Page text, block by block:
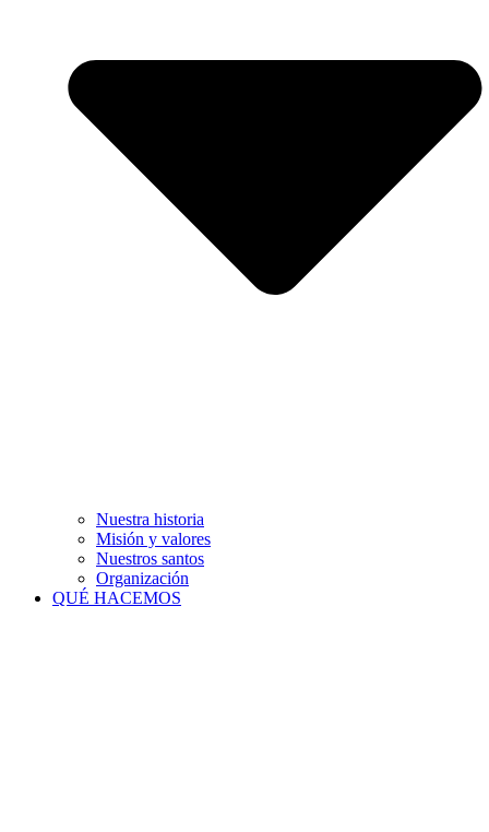
Nuestra historia
Misión y valores
Nuestros santos
Organización
QUÉ HACEMOS